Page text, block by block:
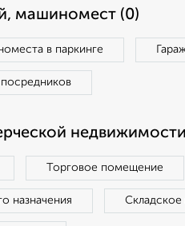
машиномест (0)
в паркинге
посредников
Торговое помещение
назначения